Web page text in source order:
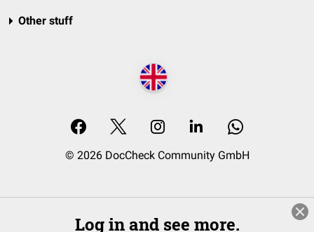
Other stuff
© 2026 DocCheck Community GmbH
Log in and see more.